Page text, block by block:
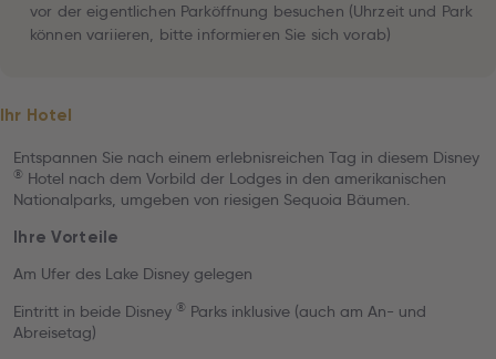
vor der eigentlichen Parköffnung besuchen (Uhrzeit und Park
können variieren, bitte informieren Sie sich vorab)
Ihr Hotel
Entspannen Sie nach einem erlebnisreichen Tag in diesem Disney
® Hotel nach dem Vorbild der Lodges in den amerikanischen
Nationalparks, umgeben von riesigen Sequoia Bäumen.
Ihre Vorteile
Am Ufer des Lake Disney gelegen
Eintritt in beide Disney ® Parks inklusive (auch am An- und
Abreisetag)